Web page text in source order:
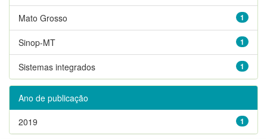
1
Mato Grosso
1
Sinop-MT
1
Sistemas integrados
Ano de publicação
1
2019